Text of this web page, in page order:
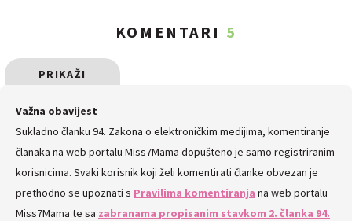
KOMENTARI 5
PRIKAŽI
SVE
KOMENTARE
Važna obavijest
Sukladno članku 94. Zakona o elektroničkim medijima, komentiranje
članaka na web portalu Miss7Mama dopušteno je samo registriranim
korisnicima. Svaki korisnik koji želi komentirati članke obvezan je
prethodno se upoznati s Pravilima komentiranja na web portalu
Miss7Mama te sa zabranama propisanim stavkom 2. članka 94.